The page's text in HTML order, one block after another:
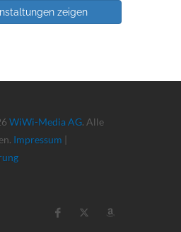
zeigen
WiWi-Media AG. Alle
Impressum |